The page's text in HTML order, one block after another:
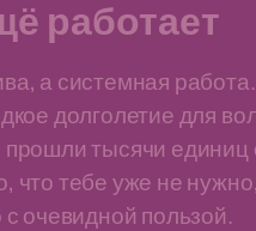
работает
а системная
долголетие для
тысячи
тебе уже не
очевидной пользой.